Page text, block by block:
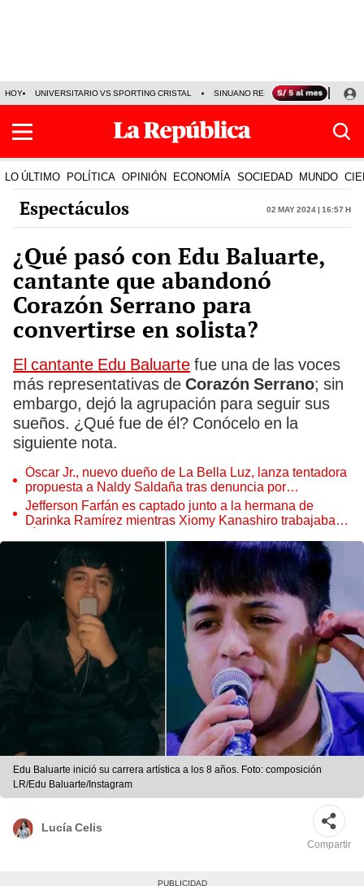
HOY UNIVERSITARIO VS SPORTING CRISTAL SINUANO RESULTADOS HOY
LO ÚLTIMO POLÍTICA OPINIÓN ECONOMÍA SOCIEDAD MUNDO
Espectáculos 02 May 2024 | 16:57 h
¿Qué pasó con Edu Baluarte,
cantante que abandonó
Corazón Serrano para
convertirse en solista?
El cantante Edu Baluarte fue una de las voces
más representativas de Corazón Serrano; sin
embargo, dejó la agrupación para seguir sus
sueños. ¿Qué fue de él? Conócelo en la
siguiente nota.
Óscar Jr., nuevo dueño de La Bella Luz, lanza tentadora
propuesta a Naldy Saldaña tras denuncia por
tocamientos
Jefferson Farfán es captado junto a la hermana de
Darinka Ramírez mientras Xiomy Kanashiro trabajaba:
Edu Baluarte inició su carrera artística a los 8 años. Foto: composición
LR/Edu Baluarte/Instagram
Lucía Celis
Compartir